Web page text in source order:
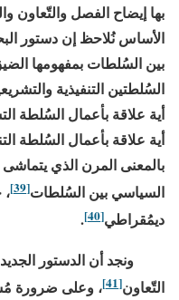
بها إيضاح الفصل والتّعاون
الأساس نُلاحظ إن دستور
بين السُلطات بمفهومها
السُلطتين التنفيذية
أية علاقة بأعمال السُلطة
أية علاقة بأعمال السُلطة
بالمعنى المرن الذي يتماشى
السياسي بين السُلطات[39]
ديمُقراطي[40]
.
ونجد أن الدستور الجديد
التّعاون[41] ، وعلى ضرورة